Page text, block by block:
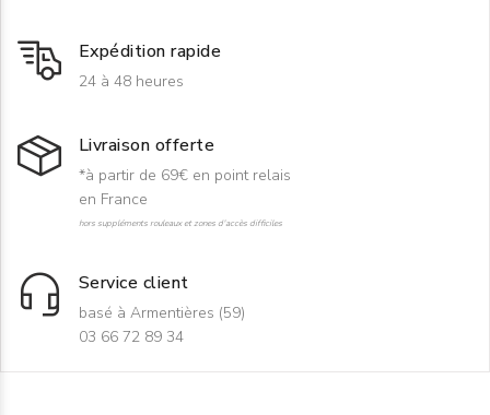
Expédition rapide
24 à 48 heures
Livraison offerte
*à partir de 69€ en point relais
en France
hors suppléments rouleaux et zones d'accès difficiles
Service client
basé à Armentières (59)
03 66 72 89 34